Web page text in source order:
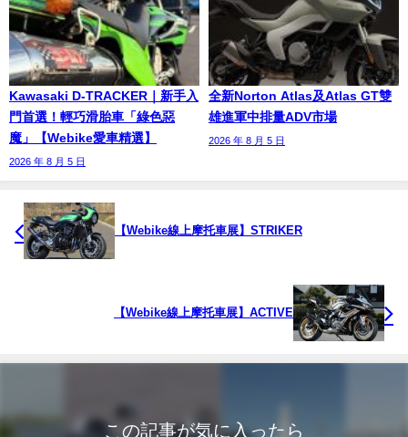
Kawasaki D-TRACKER｜新手入
門首選！輕巧滑胎車「綠色惡
魔」【Webike愛車精選】
2026 年 8 月 5 日
全新Norton Atlas及Atlas GT雙
雄進軍中排量ADV市場
2026 年 8 月 5 日
【Webike線上摩托車展】STRIKER
【Webike線上摩托車展】ACTIVE
この記事が気に入ったら